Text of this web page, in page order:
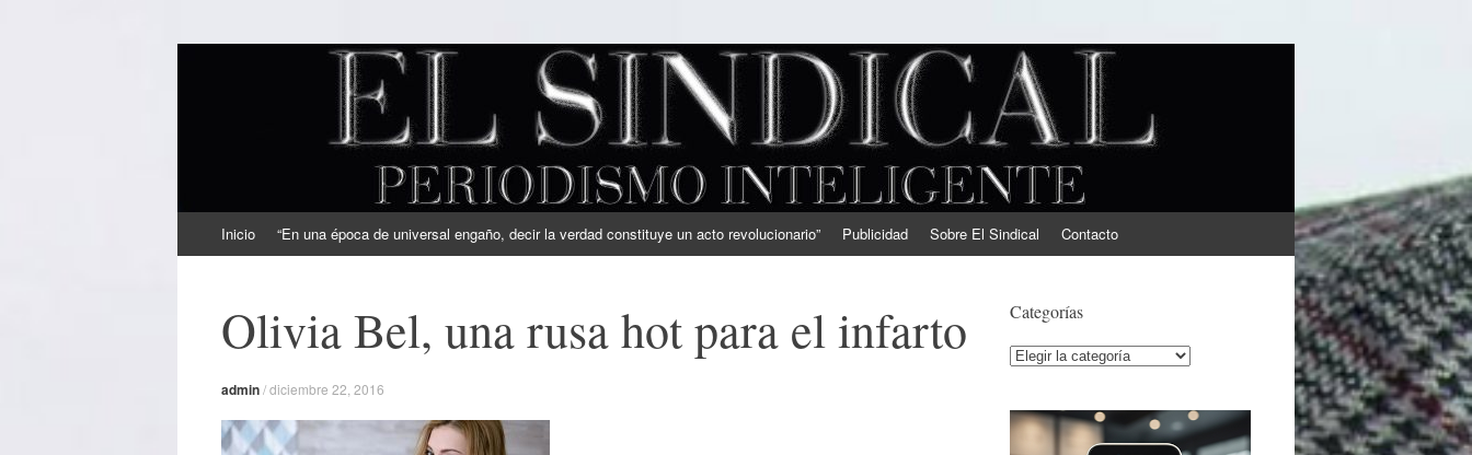
EL SINDICAL
Periodismo Inteligente
al
Inicio “En una época de universal engaño, decir la verdad constituye un acto revolucionario” Publicidad Sobre El Sindical Contacto
Olivia Bel, una rusa hot para el infarto
admin/diciembre 22, 2016
Categorías
Categorías